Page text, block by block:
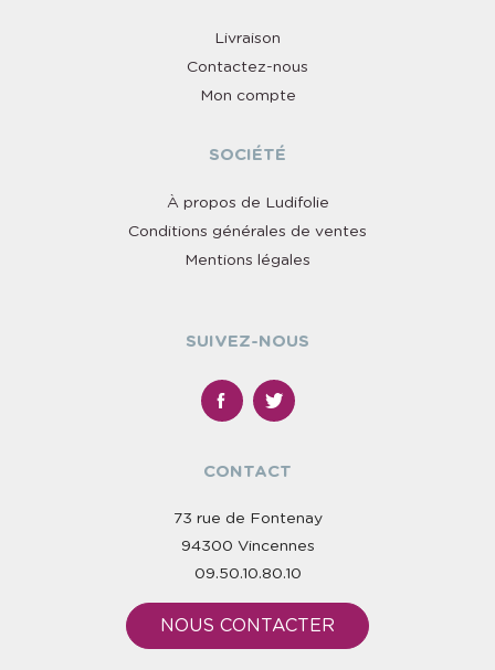
Livraison
Contactez-nous
Mon compte
SOCIÉTÉ
À propos de Ludifolie
Conditions générales de ventes
Mentions légales
SUIVEZ-NOUS
CONTACT
73 rue de Fontenay
94300 Vincennes
09.50.10.80.10
NOUS CONTACTER